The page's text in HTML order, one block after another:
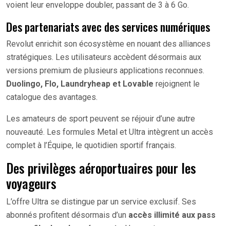
voient leur enveloppe doubler, passant de 3 à 6 Go.
Des partenariats avec des services numériques
Revolut enrichit son écosystème en nouant des alliances
stratégiques. Les utilisateurs accèdent désormais aux
versions premium de plusieurs applications reconnues.
Duolingo, Flo, Laundryheap et Lovable rejoignent le
catalogue des avantages.
Les amateurs de sport peuvent se réjouir d’une autre
nouveauté. Les formules Metal et Ultra intègrent un accès
complet à l’Équipe, le quotidien sportif français.
Des privilèges aéroportuaires pour les
voyageurs
L’offre Ultra se distingue par un service exclusif. Ses
abonnés profitent désormais d’un accès illimité aux pass